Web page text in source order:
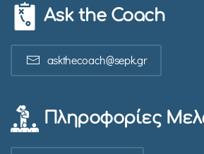
Ask the Coach
askthecoach@sepk.gr
Πληροφορίες